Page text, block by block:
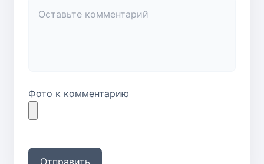
Фото к комментарию